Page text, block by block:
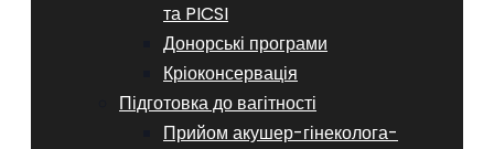
та PICSI
Донорські програми
Кріоконсервація
Підготовка до вагітності
Прийом акушер-гінеколога-